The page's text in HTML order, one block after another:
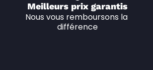
Meilleurs prix garantis
Nous vous remboursons la
différence